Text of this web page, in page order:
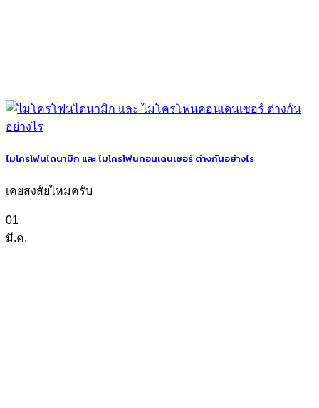
ไมโครโฟนไดนามิก และ ไมโครโฟนคอนเดนเซอร์ ต่างกันอย่างไร
เคยสงสัยไหมครับ
01
มี.ค.